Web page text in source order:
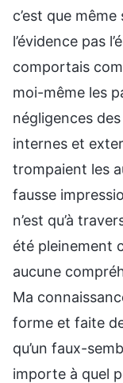
c’est que
l’évidence pas
comportais
moi-même les
négligences
internes et
trompaient les
fausse
n’est qu’à
été pleinement
aucune
Ma
forme et faite
qu’un faux-
importe à quel